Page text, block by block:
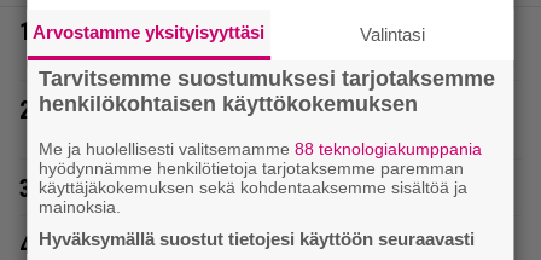
1. Poliisilla tehovalvonta – tästä kysymys ja näin
kauan kestää
2.
Tältä näyttää Vappu Pimiän perhelomalla
3. Erittäin vaarallinen kuski Ulvilassa
4.
Katja Ståhl ja Mikko Kuustonen jälleen yhdessä –
Arvostamme yksityisyyttäsi Valintasi
Tarvitsemme suostumuksesi tarjotaksemme
henkilökohtaisen käyttökokemuksen
Me ja huolellisesti valitsemamme88 teknologiakumppania
hyödynnämme henkilötietoja tarjotaksemme paremman
käyttäjäkokemuksen sekä kohdentaaksemme sisältöä ja
mainoksia.
Hyväksymällä suostut tietojesi käyttöön seuraavasti